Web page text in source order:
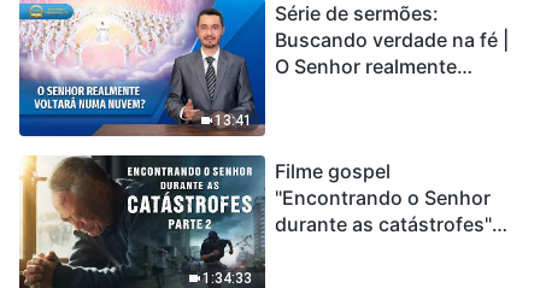
13:41
Série de sermões:
Buscando verdade na fé |
O Senhor realmente
1:34:33
Filme gospel
"Encontrando o Senhor
durante as catástrofes"